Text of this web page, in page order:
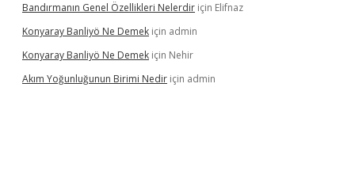
Bandırmanın Genel Özellikleri Nelerdir için Elifnaz
Konyaray Banliyö Ne Demek için admin
Konyaray Banliyö Ne Demek için Nehir
Akım Yoğunluğunun Birimi Nedir için admin